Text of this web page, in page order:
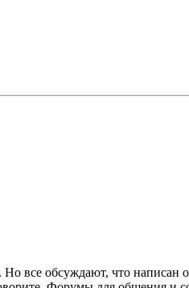
Но все обсуждают, что